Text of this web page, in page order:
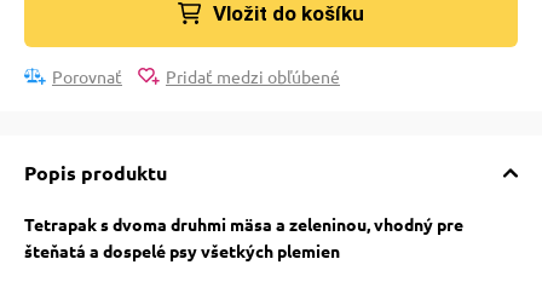
Vložit do košíku
Porovnať Pridať medzi obľúbené
Popis produktu
Tetrapak s dvoma druhmi mäsa a zeleninou, vhodný pre
šteňatá a dospelé psy všetkých plemien